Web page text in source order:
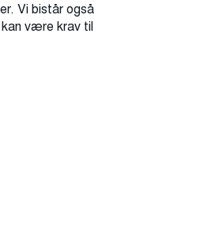
Vi bistår også
kan være krav til